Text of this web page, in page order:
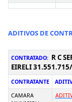
ADITIVOS DE
CONTRATADO: R C
EIRELI
CONTRATANTE
CAMARA